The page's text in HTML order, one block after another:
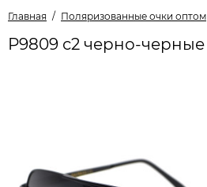
Главная Поляризованные очки оптом
Р9809 с2 черно-черные